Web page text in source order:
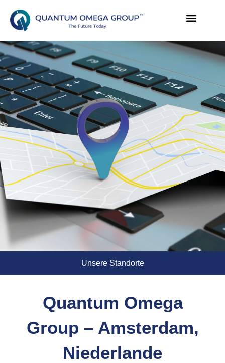
Unsere Standorte
Quantum Omega
Group – Amsterdam,
Niederlande